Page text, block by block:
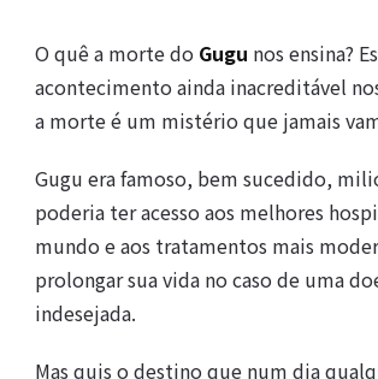
O quê a morte do Gugu nos ensina?
acontecimento ainda inacreditável
a morte é um mistério que jamais
Gugu era famoso, bem sucedido,
poderia ter acesso aos melhores
mundo e aos tratamentos mais
prolongar sua vida no caso de uma
indesejada.
Mas quis o destino que num dia